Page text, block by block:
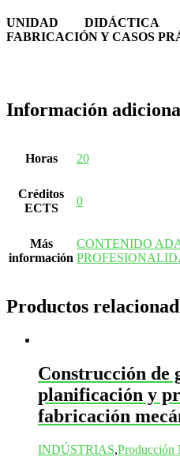
UNIDAD
FABRICACIÓN Y CASOS
Información
Horas 20
Créditos
ECTS
0
Más
información
CONTENIDO
Productos
Construcción de
planificación y
fabricación
INDÚSTRIAS,Producción